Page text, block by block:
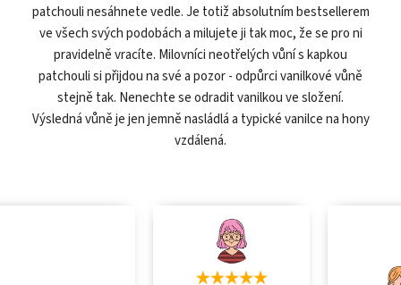
patchouli nesáhnete vedle. Je totiž absolutním bestsellerem
ve všech svých podobách a milujete ji tak moc, že se pro ni
pravidelně vracíte. Milovníci neotřelých vůní s kapkou
patchouli si přijdou na své a pozor - odpůrci vanilkové vůně
stejně tak. Nenechte se odradit vanilkou ve složení.
Výsledná vůně je jen jemně nasládlá a typické vanilce na hony
vzdálená.